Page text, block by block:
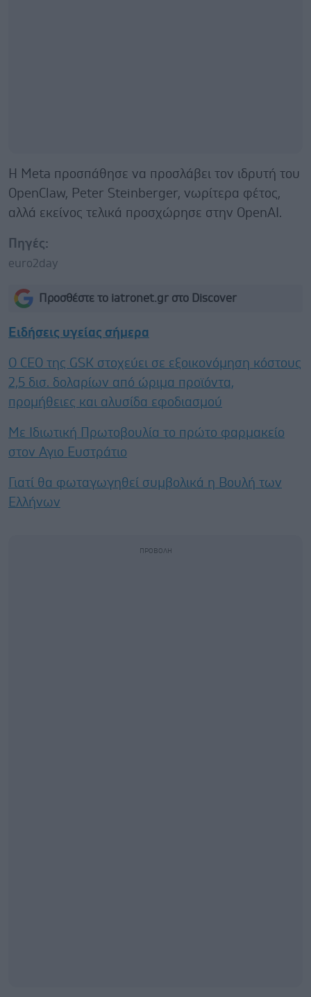
Η Meta προσπάθησε να προσλάβει τον ιδρυτή του
OpenClaw, Peter Steinberger, νωρίτερα φέτος,
αλλά εκείνος τελικά προσχώρησε στην OpenAI.
Πηγές:
euro2day
Προσθέστε το iatronet.gr στο Discover
Ειδήσεις υγείας σήμερα
Ο CEO της GSK στοχεύει σε εξοικονόμηση κόστους
2,5 δισ. δολαρίων από ώριμα προϊόντα,
προμήθειες και αλυσίδα εφοδιασμού
Με Ιδιωτική Πρωτοβουλία το πρώτο φαρμακείο
στον Αγιο Ευστράτιο
Γιατί θα φωταγωγηθεί συμβολικά η Βουλή των
Ελλήνων